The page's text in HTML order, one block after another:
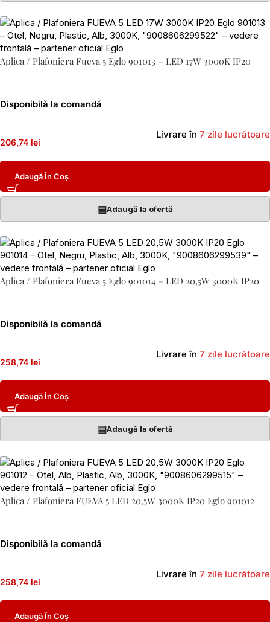
Aplica / Plafoniera Fueva 5 Eglo 901013 – LED 17W 3000K IP20
Disponibilă la comandă
206,74 lei
Livrare în 7 zile lucrătoare
Adaugă În Coș
▤Adaugă la ofertă
Aplica / Plafoniera Fueva 5 Eglo 901014 – LED 20,5W 3000K IP20
Disponibilă la comandă
258,74 lei
Livrare în 7 zile lucrătoare
Adaugă În Coș
▤Adaugă la ofertă
Aplica / Plafoniera FUEVA 5 LED 20,5W 3000K IP20 Eglo 901012
Disponibilă la comandă
258,74 lei
Livrare în 7 zile lucrătoare
Adaugă În Coș